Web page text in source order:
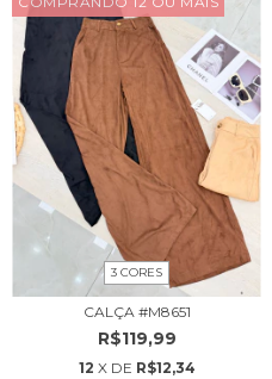
3 CORES
CALÇA #M8651
R$119,99
12 X DE R$12,34